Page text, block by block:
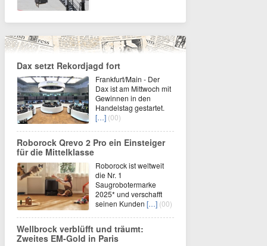
Dax setzt Rekordjagd fort
Frankfurt/Main - Der
Dax ist am Mittwoch mit
Gewinnen in den
Handelstag gestartet.
[…] (00)
Roborock Qrevo 2 Pro ein Einsteiger
für die Mittelklasse
Roborock ist weltweit
die Nr. 1
Saugrobotermarke
2025* und verschafft
seinen Kunden […] (00)
Wellbrock verblüfft und träumt:
Zweites EM-Gold in Paris